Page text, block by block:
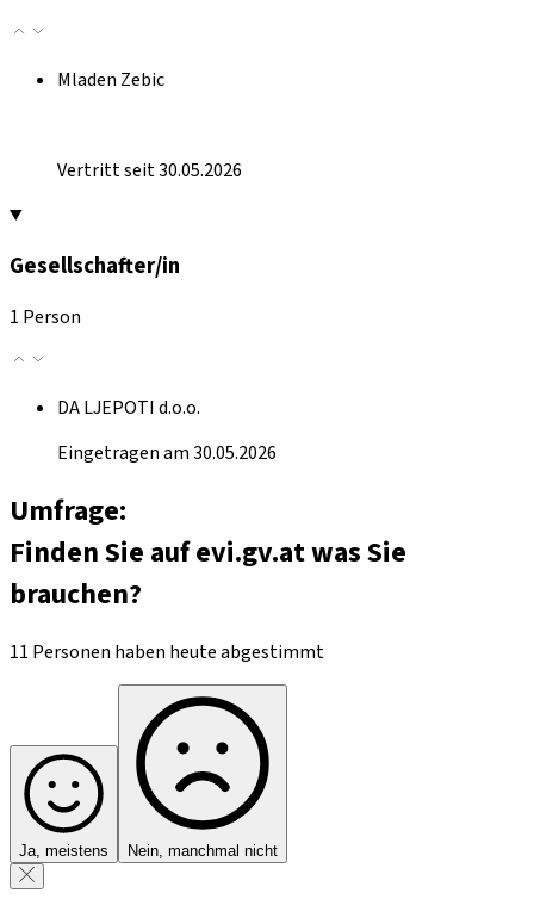
Mladen Zebic
Vertritt seit 30.05.2026
Gesellschafter/in
1 Person
DA LJEPOTI d.o.o.
Eingetragen am 30.05.2026
Umfrage:
Finden Sie auf evi.gv.at was Sie
brauchen?
11 Personen haben heute abgestimmt
Ja, meistens Nein, manchmal nicht